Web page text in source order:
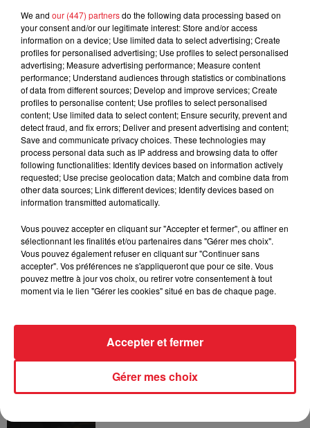
Cassie met fin à une ex-escorte
masculine dans sa bataille...
Des vitres tombent de la tour
Montparnasse : des désaccords
entre...
Incendies en Gironde : encore
plusieurs semaines avant
l'extinction...
Bouches-du-Rhône : les ossements
de deux militaires disparus...
We and our (447) partnersdo the following data processing based on
your consent and/or our legitimate interest: Store and/or access
information on a device; Use limited data to select advertising; Create
profiles for personalised advertising; Use profiles to select personalised
advertising; Measure advertising performance; Measure content
performance; Understand audiences through statistics or combinations
of data from different sources; Develop and improve services; Create
profiles to personalise content; Use profiles to select personalised
content; Use limited data to select content; Ensure security, prevent and
detect fraud, and fix errors; Deliver and present advertising and content;
Save and communicate privacy choices. These technologies may
process personal data such as IP address and browsing data to offer
following functionalities: Identify devices based on information actively
requested; Use precise geolocation data; Match and combine data from
other data sources; Link different devices; Identify devices based on
information transmitted automatically.
Vous pouvez accepter en cliquant sur "Accepter et fermer", ou affiner en
sélectionnant les finalités et/ou partenaires dans "Gérer mes choix".
Vous pouvez également refuser en cliquant sur "Continuer sans
accepter". Vos préférences ne s'appliqueront que pour ce site. Vous
pouvez mettre à jour vos choix, ou retirer votre consentement à tout
moment via le lien "Gérer les cookies" situé en bas de chaque page.
Gérer mes choix
Accepter et fermer